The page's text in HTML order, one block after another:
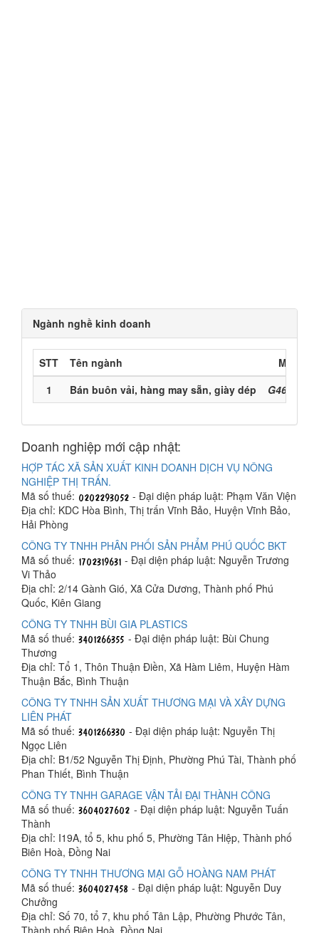
Ngành nghề kinh doanh
STT Tên ngành
Mã
1
Bán buôn vải, hàng may sẵn, giày dép G4641
Doanh nghiệp mới cập nhật:
HỢP TÁC XÃ SẢN XUẤT KINH DOANH DỊCH VỤ NÔNG
NGHIỆP THỊ TRẤN.
Mã số thuế:
- Đại diện pháp luật: Phạm Văn Viện
Địa chỉ: KDC Hòa Bình, Thị trấn Vĩnh Bảo, Huyện Vĩnh Bảo,
Hải Phòng
CÔNG TY TNHH PHÂN PHỐI SẢN PHẨM PHÚ QUỐC BKT
Mã số thuế:
- Đại diện pháp luật: Nguyễn Trương
Vi Thảo
Địa chỉ: 2/14 Gành Gió, Xã Cửa Dương, Thành phố Phú
Quốc, Kiên Giang
CÔNG TY TNHH BÙI GIA PLASTICS
Mã số thuế:
- Đại diện pháp luật: Bùi Chung
Thương
Địa chỉ: Tổ 1, Thôn Thuận Điền, Xã Hàm Liêm, Huyện Hàm
Thuận Bắc, Bình Thuận
CÔNG TY TNHH SẢN XUẤT THƯƠNG MẠI VÀ XÂY DỰNG
LIÊN PHÁT
Mã số thuế:
- Đại diện pháp luật: Nguyễn Thị
Ngọc Liên
Địa chỉ: B1/52 Nguyễn Thị Định, Phường Phú Tài, Thành phố
Phan Thiết, Bình Thuận
CÔNG TY TNHH GARAGE VẬN TẢI ĐẠI THÀNH CÔNG
Mã số thuế:
- Đại diện pháp luật: Nguyễn Tuấn
Thành
Địa chỉ: I19A, tổ 5, khu phố 5, Phường Tân Hiệp, Thành phố
Biên Hoà, Đồng Nai
CÔNG TY TNHH THƯƠNG MẠI GỖ HOÀNG NAM PHÁT
Mã số thuế:
- Đại diện pháp luật: Nguyễn Duy
Chưởng
Địa chỉ: Số 70, tổ 7, khu phố Tân Lập, Phường Phước Tân,
Thành phố Biên Hoà, Đồng Nai